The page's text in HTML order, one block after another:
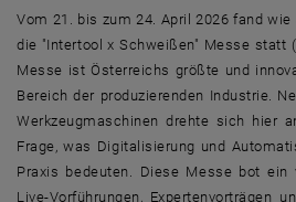
Vom 21. bis zum 24. April 2026 fand
die "Intertool x Schweißen" Messe statt
Messe ist Österreichs größte und
Bereich der produzierenden Industrie.
Werkzeugmaschinen drehte sich hier
Frage, was Digitalisierung und
Praxis bedeuten. Diese Messe bot
Live-Vorführungen, Expertenvorträgen